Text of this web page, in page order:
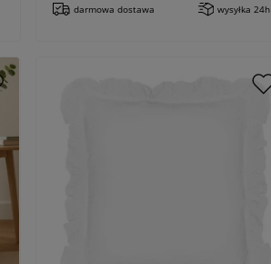
darmowa dostawa wysyłka 24h